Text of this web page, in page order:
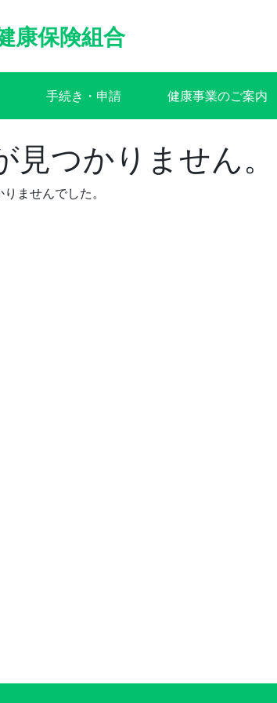
康保険組合
手続き・申請 健康事業のご案内
見つかりません。
ませんでした。